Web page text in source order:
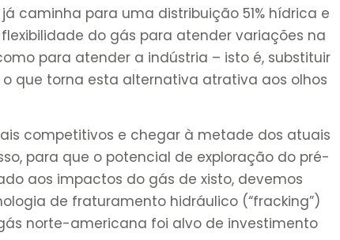
caminha para uma distribuição 51% hídrica e
flexibilidade do gás para atender variações na
para atender a indústria – isto é, substituir
que torna esta alternativa atrativa aos olhos
competitivos e chegar à metade dos atuais
para que o potencial de exploração do pré-
aos impactos do gás de xisto, devemos
de fraturamento hidráulico (“fracking”)
norte-americana foi alvo de investimento